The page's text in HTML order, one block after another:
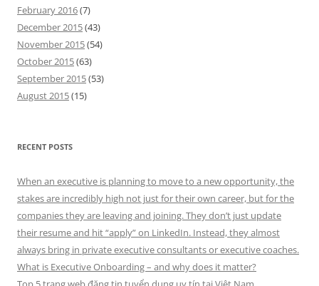
February 2016(7)
December 2015(43)
November 2015(54)
October 2015(63)
September 2015(53)
August 2015(15)
RECENT POSTS
When an executive is planning to move to a new opportunity, the
stakes are incredibly high not just for their own career, but for the
companies they are leaving and joining. They don’t just update
their resume and hit “apply” on LinkedIn. Instead, they almost
always bring in private executive consultants or executive coaches.
What is Executive Onboarding – and why does it matter?